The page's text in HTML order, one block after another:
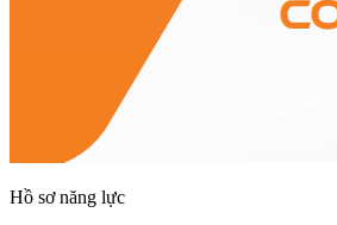
Hồ sơ năng lực